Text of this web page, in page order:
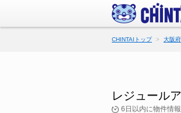
CHINTAIトップ 大阪府
レジュール
6日以内に物件情